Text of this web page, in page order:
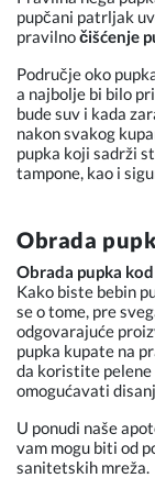
pupčani patrljak
pravilnočišćenje
Područje oko
a najbolje bi bilo
bude suv i kada
nakon svakog
pupka koji sadrži
tampone, kao i
Obrada
Obrada pupka
Kako biste bebin
se o tome, pre
odgovarajuće
pupka kupate na
da koristite pelene
omogućavati
U ponudi naše
vam mogu biti od
sanitetskih mreža.